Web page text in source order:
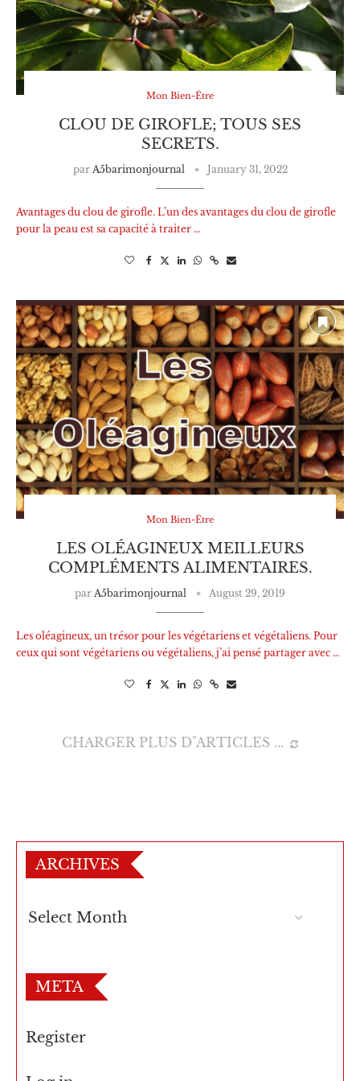
Mon Bien-Être
CLOU DE GIROFLE; TOUS SES
SECRETS.
par A5barimonjournal January 31, 2022
Avantages du clou de girofle. L’un des avantages du clou de girofle
pour la peau est sa capacité à traiter …
Mon Bien-Être
LES OLÉAGINEUX MEILLEURS
COMPLÉMENTS ALIMENTAIRES.
par A5barimonjournal August 29, 2019
Les oléagineux, un trésor pour les végétariens et végétaliens. Pour
ceux qui sont végétariens ou végétaliens, j’ai pensé partager avec …
CHARGER PLUS D"ARTICLES
ARCHIVES
META
Register